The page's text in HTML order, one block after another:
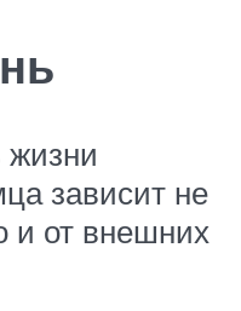
жизни
зависит не
и от внешних